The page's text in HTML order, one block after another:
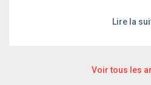
Lire la
Voir tous les